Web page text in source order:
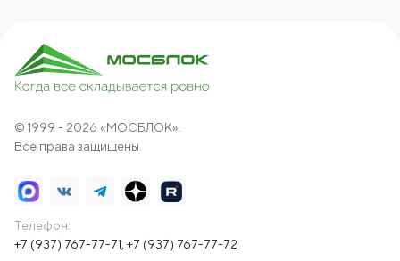
© 1999 - 2026 «МОСБЛОК».
Все права защищены.
Телефон:
+7 (937) 767-77-71, +7 (937) 767-77-72